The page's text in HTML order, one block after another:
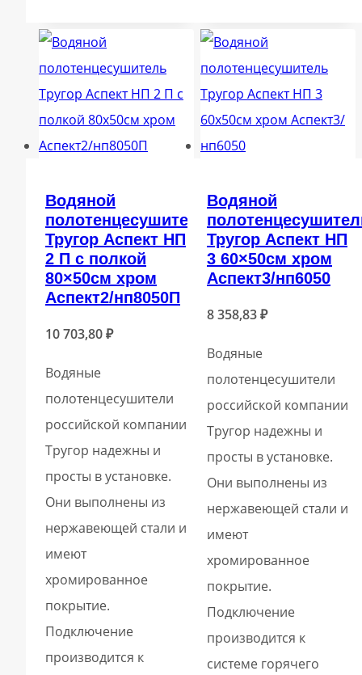
Водяной
полотенцесушитель
Тругор Аспект НП
2 П с полкой
80×50см хром
Аспект2/нп8050П
10 703,80₽
Водяные
полотенцесушители
российской компании
Тругор надежны и
просты в установке.
Они выполнены из
нержавеющей стали и
имеют
хромированное
покрытие.
Подключение
производится к
Водяной
Тругор Аспект НП
3 60×50см хром
Аспект3/нп6050
8 358,83₽
Водяные
полотенцесушители
российской компании
Тругор надежны и
просты в установке.
Они выполнены из
нержавеющей стали и
имеют
хромированное
покрытие.
Подключение
производится к
системе горячего